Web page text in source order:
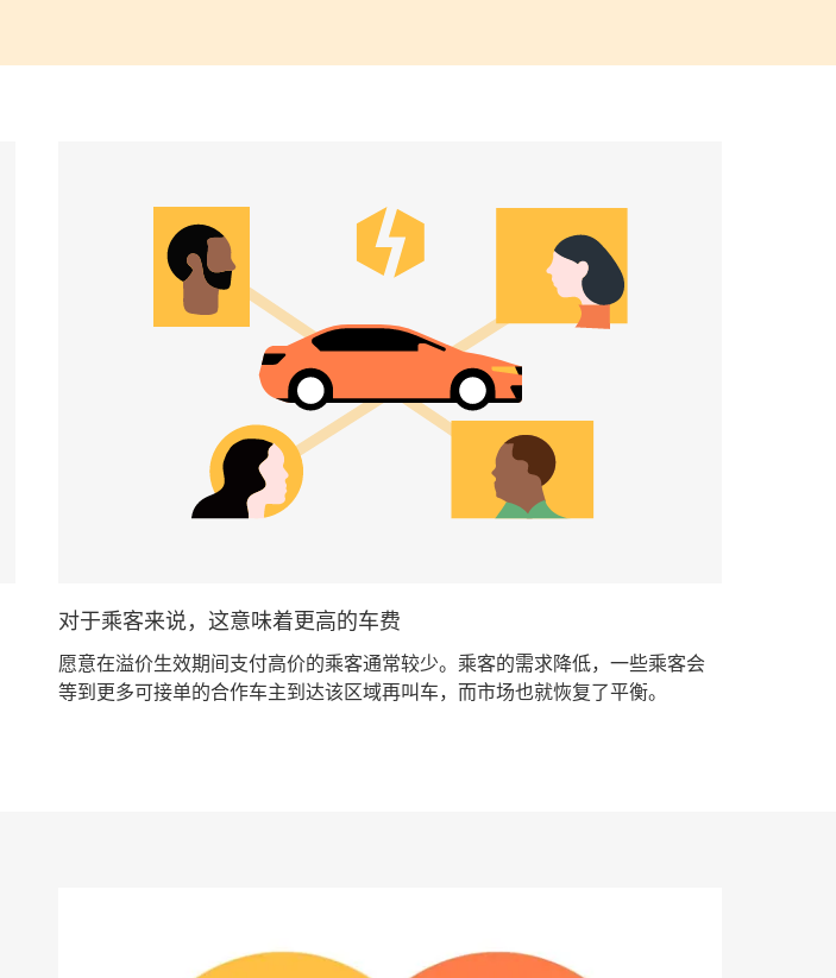
对于乘客来说，这意味着更高的车费
愿意在溢价生效期间支付高价的乘客通常较少。乘客的需求降低，一些乘客会
等到更多可接单的合作车主到达该区域再叫车，而市场也就恢复了平衡。